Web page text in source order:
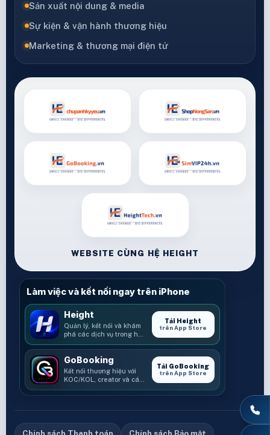
Sản xuất nội dung & media
Sự kiện & vận hành thương hiệu
Marketing & thương mại điện tử
WEBSITE CÙNG HỆ HEIGHT
Làm việc và kết nối ngay trên iPhone
Height
Quản lý, kết nối và khám
phá các dịch vụ trong hệ
Tải Height
trên App Store
GoBooking
Kết nối thương hiệu với
KOC/KOL, creator và các
Tải GoBooking
trên App Store